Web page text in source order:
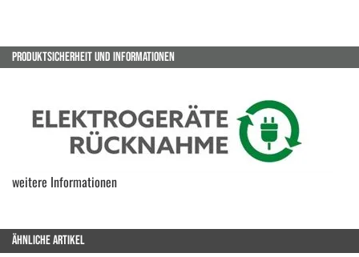
PRODUKTSICHERHEIT UND INFORMATIONEN
weitere Informationen
ÄHNLICHE ARTIKEL